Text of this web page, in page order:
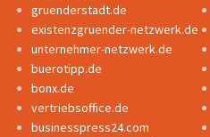
gruenderstadt.de
existenzgruender-netzwerk.de
unternehmer-netzwerk.de
buerotipp.de
bonx.de
vertriebsoffice.de
businesspress24.com